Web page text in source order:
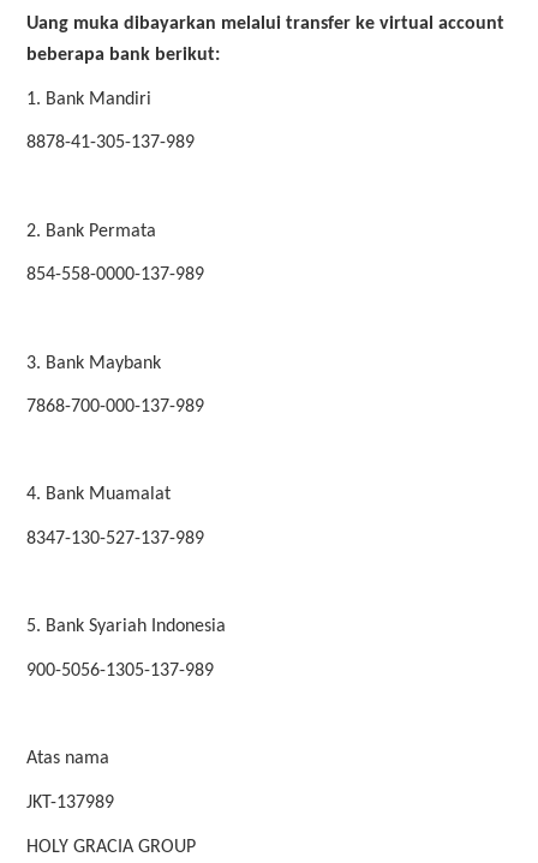
Uang muka dibayarkan melalui transfer ke virtual account
beberapa bank berikut:
1. Bank Mandiri
8878-41-305-137-989
2. Bank Permata
854-558-0000-137-989
3. Bank Maybank
7868-700-000-137-989
4. Bank Muamalat
8347-130-527-137-989
5. Bank Syariah Indonesia
900-5056-1305-137-989
Atas nama
JKT-137989
HOLY GRACIA GROUP